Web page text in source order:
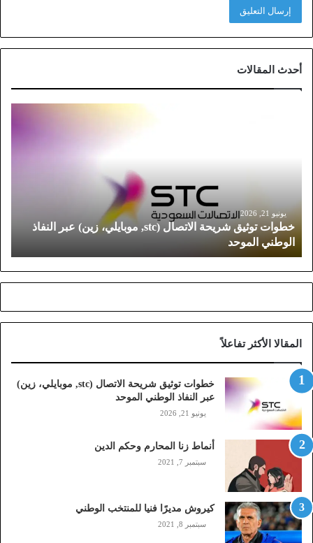
أحدث المقالات
و
ش
ر
ل
ا
ت
ص
ل
(
s
,
م
و
ب
يونيو 21, 2026
خطوات توثيق شريحة الاتصال (stc, موبايلي، زين) عبر النفاذ
الوطني الموحد
المقالا الأكثر تفاعلاً
خطوات توثيق شريحة الاتصال (stc, موبايلي، زين)
عبر النفاذ الوطني الموحد
يونيو 21, 2026
أنماط زنا المحارم وحكم الدين
سبتمبر 7, 2021
كيروش مديرًا فنيا للمنتخب الوطني
سبتمبر 8, 2021